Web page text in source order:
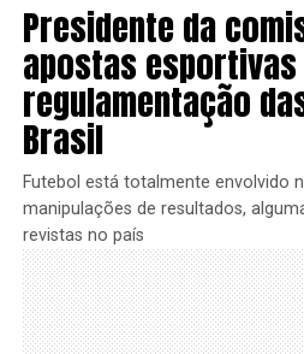
Presidente da
apostas
regulamentação
Brasil
Futebol está totalmente envolvido
manipulações de resultados,
revistas no país